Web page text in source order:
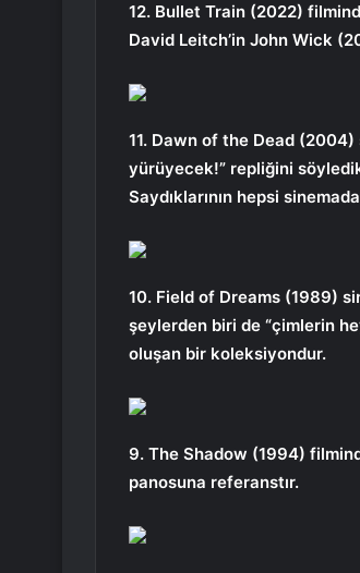
12. Bullet Train (2022)
David Leitch’in John Wick
11. Dawn of the Dead
yürüyecek!” repliğini
Saydıklarının hepsi
10. Field of Dreams (1989)
şeylerden biri de “çimlerin
oluşan bir koleksiyondur.
9. The Shadow (1994)
panosuna referanstır.